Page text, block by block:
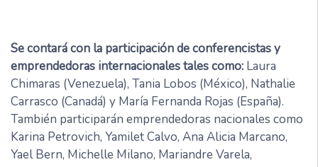
Se contará con la participación de conferencistas y
emprendedoras internacionales tales como: Laura
Chimaras (Venezuela), Tania Lobos (México), Nathalie
Carrasco (Canadá) y María Fernanda Rojas (España).
También participarán emprendedoras nacionales como
Karina Petrovich, Yamilet Calvo, Ana Alicia Marcano,
Yael Bern, Michelle Milano, Mariandre Varela,